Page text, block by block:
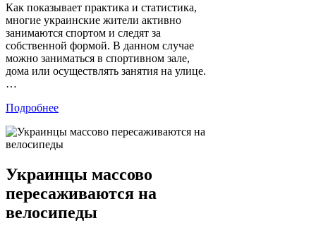
Как показывает практика и статистика,
многие украинские жители активно
занимаются спортом и следят за
собственной формой. В данном случае
можно заниматься в спортивном зале,
дома или осуществлять занятия на улице.
…
Подробнее
Украинцы массово
пересаживаются на
велосипеды